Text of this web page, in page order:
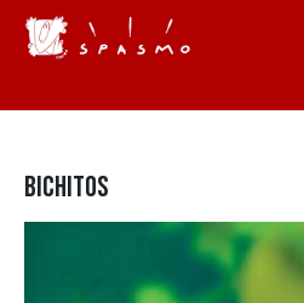
BICHITOS